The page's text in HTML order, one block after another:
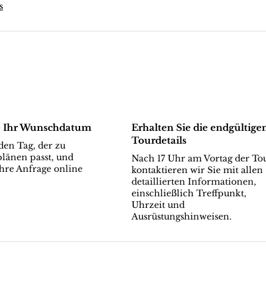
Ihr Wunschdatum
Tag, der zu
passt, und
Anfrage online
Erhalten Sie die
Tourdetails
Nach 17 Uhr am Vortag der
kontaktieren wir Sie mit allen
detaillierten Informationen,
einschließlich Treffpunkt,
Uhrzeit und
Ausrüstungshinweisen.